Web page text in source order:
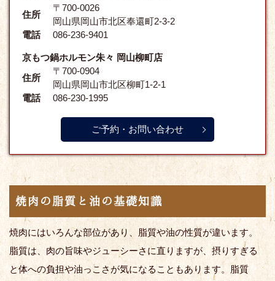
住所
〒700-0026
岡山県岡山市北区奉還町2-3-2
電話
086-236-9401
京もつ鍋ホルモン朱々 岡山柳町店
住所
〒700-0904
岡山県岡山市北区柳町1-2-1
電話
086-230-1995
ご予約・お問い合わせ
焼肉の脂質と油の基礎知識
焼肉にはいろんな部位があり、脂質や油の性質が違います。
脂質は、肉の旨味やジューシーさに直りますが、摂りすぎる
と体への負担や油っこさが気になることもあります。脂質